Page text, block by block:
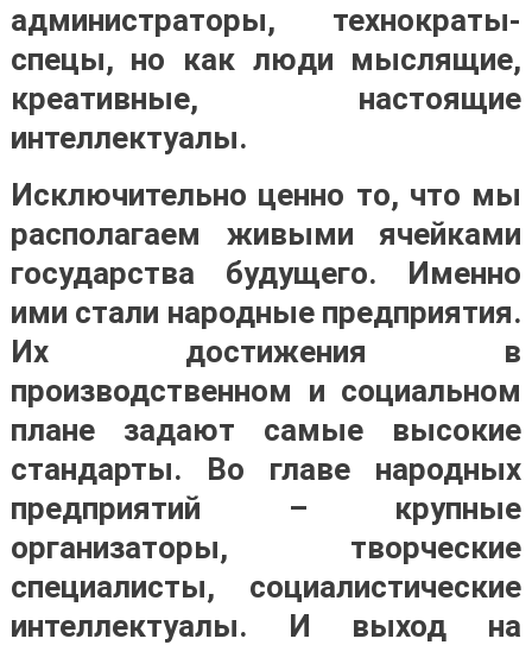
администраторы, технократы-
спецы, но как люди мыслящие,
креативные, настоящие
интеллектуалы.
Исключительно ценно то, что мы
располагаем живыми ячейками
государства будущего. Именно
ими стали народные предприятия.
Их достижения в
производственном и социальном
плане задают самые высокие
стандарты. Во главе народных
предприятий – крупные
организаторы, творческие
специалисты, социалистические
интеллектуалы. И выход на